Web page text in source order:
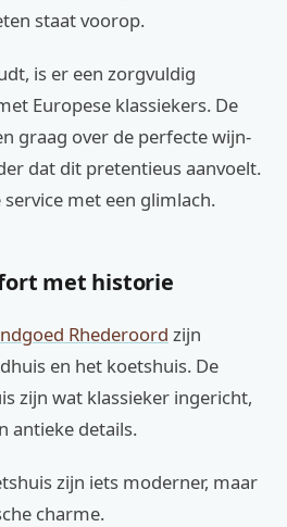
staat voorop.
is er een zorgvuldig
Europese klassiekers. De
graag over de perfecte wijn-
dat dit pretentieus aanvoelt.
met een glimlach.
met historie
Rhederoord zijn
en het koetshuis. De
zijn wat klassieker ingericht,
antieke details.
zijn iets moderner, maar
charme.